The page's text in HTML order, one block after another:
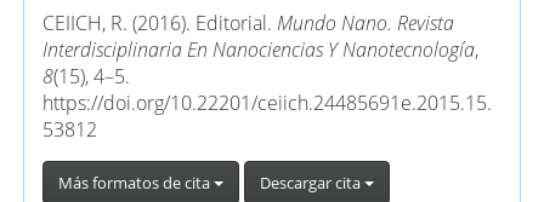
artículo
CEIICH, R. (2016). Editorial. Mundo Nano. Revista
Interdisciplinaria En Nanociencias Y Nanotecnología,
8(15), 4–5.
https://doi.org/10.22201/ceiich.24485691e.2015.15.
53812
Más formatos de cita Descargar cita